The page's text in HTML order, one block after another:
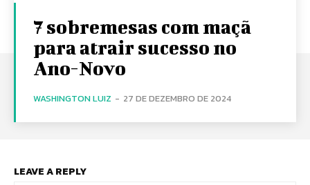
7 sobremesas com maçã
para atrair sucesso no
Ano-Novo
WASHINGTON LUIZ - 27 DE DEZEMBRO DE 2024
LEAVE A REPLY